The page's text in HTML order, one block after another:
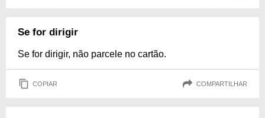
Se for dirigir
Se for dirigir, não parcele no cartão.
COPIAR COMPARTILHAR